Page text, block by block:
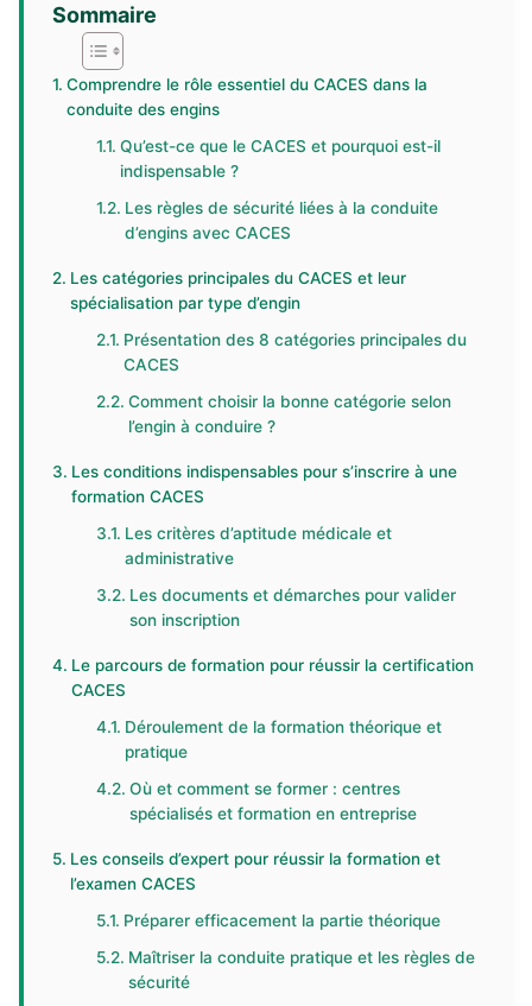
Sommaire
Comprendre le rôle essentiel du CACES dans la
conduite des engins
Qu’est-ce que le CACES et pourquoi est-il
indispensable ?
Les règles de sécurité liées à la conduite
d’engins avec CACES
Les catégories principales du CACES et leur
spécialisation par type d’engin
Présentation des 8 catégories principales du
CACES
Comment choisir la bonne catégorie selon
l’engin à conduire ?
Les conditions indispensables pour s’inscrire à une
formation CACES
Les critères d’aptitude médicale et
administrative
Les documents et démarches pour valider
son inscription
Le parcours de formation pour réussir la certification
CACES
Déroulement de la formation théorique et
pratique
Où et comment se former : centres
spécialisés et formation en entreprise
Les conseils d’expert pour réussir la formation et
l’examen CACES
Préparer efficacement la partie théorique
Maîtriser la conduite pratique et les règles de
sécurité